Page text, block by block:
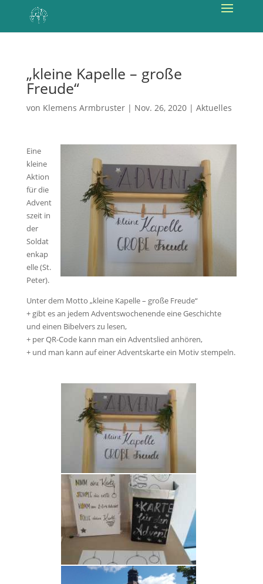
„kleine Kapelle – große
Freude“
von Klemens Armbruster| Nov. 26, 2020| Aktuelles
Eine
kleine
Aktion
für die
Advent
szeit in
der
Soldat
enkap
elle (St.
Peter).
Unter dem Motto „kleine Kapelle – große Freude“
+ gibt es an jedem Adventswochenende eine Geschichte
und einen Bibelvers zu lesen,
+ per QR-Code kann man ein Adventslied anhören,
+ und man kann auf einer Adventskarte ein Motiv stempeln.